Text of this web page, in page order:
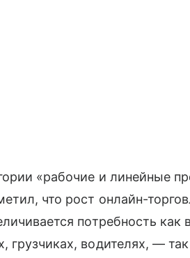
«рабочие и линейные
что рост онлайн-
потребность
грузчиках, водителях, —